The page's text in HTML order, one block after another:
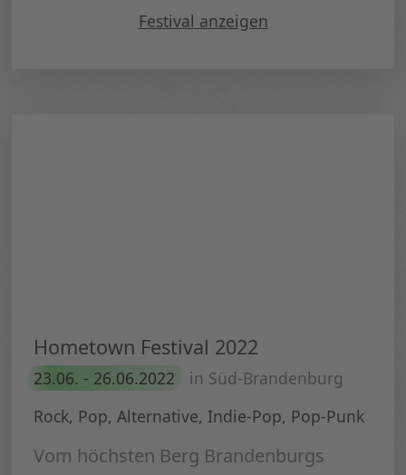
Festival " 1,5 Grad Festival 2022"
anzeigen
Hometown Festival 2022
23.06. - 26.06.2022
in Süd-Brandenburg
Rock, Pop, Alternative, Indie-Pop, Pop-Punk
Vom höchsten Berg Brandenburgs